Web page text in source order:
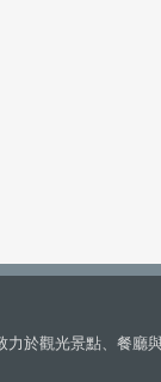
於觀光景點、餐廳